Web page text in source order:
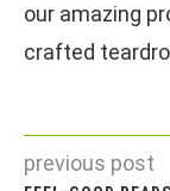
our amazing
crafted
previous post